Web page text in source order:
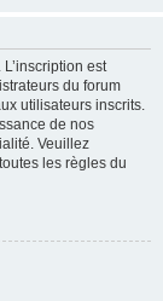
est
du forum
utilisateurs inscrits.
de nos
Veuillez
les règles du